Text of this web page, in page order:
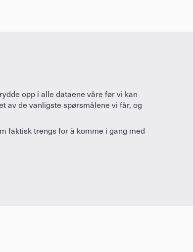
opp i alle dataene våre før vi kan
av de vanligste spørsmålene vi får, og
faktisk trengs for å komme i gang med